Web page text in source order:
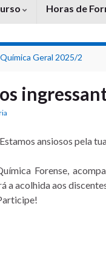
Horas de
Geral 2025/2
ansiosos pela
Forense,
a acolhida aos